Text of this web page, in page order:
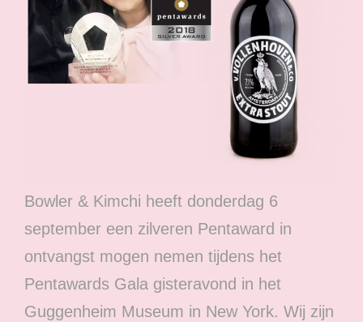
Bowler & Kimchi heeft donderdag 6
september een zilveren Pentaward in
ontvangst mogen nemen tijdens het
Pentawards Gala gisteravond in het
Guggenheim Museum in New York. Wij zijn